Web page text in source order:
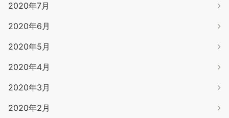
2020年7月
2020年6月
2020年5月
2020年4月
2020年3月
2020年2月